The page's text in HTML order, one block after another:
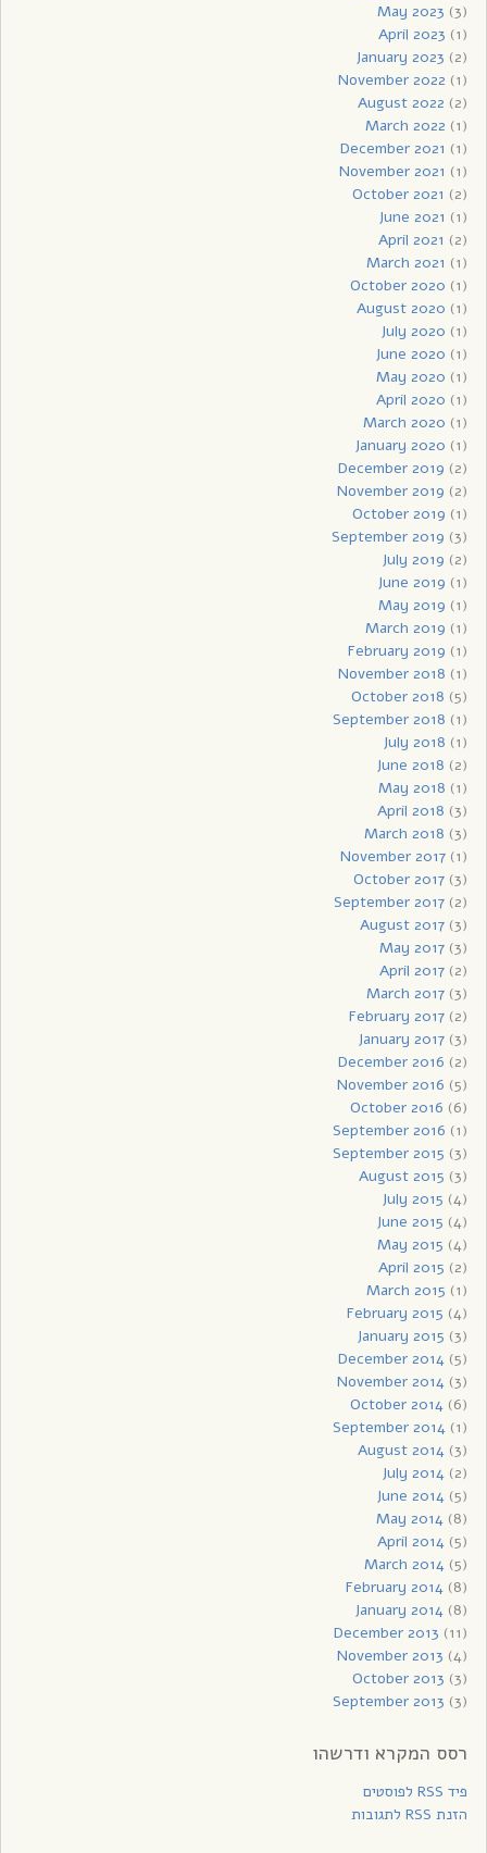
May 2023 (3)
April 2023 (1)
January 2023 (2)
November 2022 (1)
August 2022 (2)
March 2022 (1)
December 2021 (1)
November 2021 (1)
October 2021 (2)
June 2021 (1)
April 2021 (2)
March 2021 (1)
October 2020 (1)
August 2020 (1)
July 2020 (1)
June 2020 (1)
May 2020 (1)
April 2020 (1)
March 2020 (1)
January 2020 (1)
December 2019 (2)
November 2019 (2)
October 2019 (1)
September 2019 (3)
July 2019 (2)
June 2019 (1)
May 2019 (1)
March 2019 (1)
February 2019 (1)
November 2018 (1)
October 2018 (5)
September 2018 (1)
July 2018 (1)
June 2018 (2)
May 2018 (1)
April 2018 (3)
March 2018 (3)
November 2017(1)
October 2017(3)
September 2017(2)
August 2017(3)
May 2017(3)
April 2017(2)
March 2017(3)
February 2017(2)
January 2017(3)
December 2016 (2)
November 2016 (5)
October 2016 (6)
September 2016 (1)
September 2015 (3)
August 2015 (3)
July 2015 (4)
June 2015 (4)
May 2015 (4)
April 2015 (2)
March 2015 (1)
February 2015 (4)
January 2015 (3)
December 2014(5)
November 2014(3)
October 2014(6)
September 2014(1)
August 2014(3)
July 2014(2)
June 2014(5)
May 2014(8)
April 2014(5)
March 2014(5)
February 2014(8)
January 2014(8)
December 2013 (11)
November 2013 (4)
October 2013 (3)
September 2013 (3)
רסס המקרא ודרשהו
פיד RSS לפוסטים
הזנת RSS לתגובות